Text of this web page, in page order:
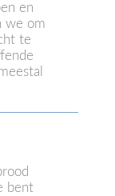
en
we om
te
bent